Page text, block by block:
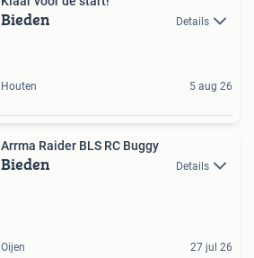
Bieden Details
Houten 5 aug 26
Arrma Raider BLS RC Buggy
Bieden Details
Oijen 27 jul 26